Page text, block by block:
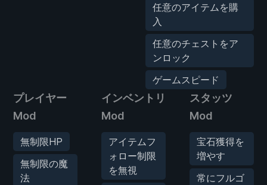
任意のアイテムを購
入
任意のチェストをア
ンロック
ゲームスピード
プレイヤー
Mod
無制限HP
無制限の魔
法
インベントリ
Mod
アイテムフ
ォロー制限
を無視
スタッツ
Mod
宝石獲得を
増やす
常にフルゴ